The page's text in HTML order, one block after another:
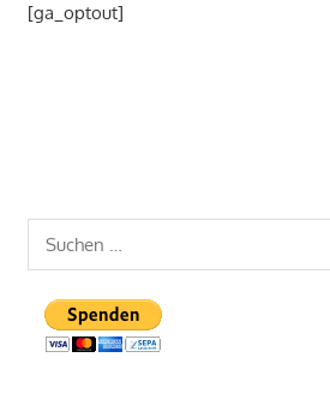
[ga_optout]